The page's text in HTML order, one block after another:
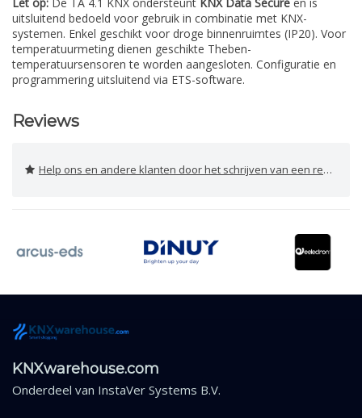
uitsluitend bedoeld voor gebruik in combinatie met KNX-
systemen. Enkel geschikt voor droge binnenruimtes (IP20). Voor
temperatuurmeting dienen geschikte Theben-
temperatuursensoren te worden aangesloten. Configuratie en
programmering uitsluitend via ETS-software.
Reviews
Help ons en andere klanten door het schrijven van een review
KNXwarehouse.com
Onderdeel van InstaVer Systems B.V.